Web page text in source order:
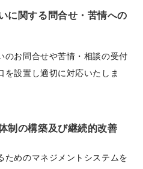
関する問合せ・苦情への
お問合せや苦情・相談の受付
を設置し適切に対応いたしま
制の構築及び継続的改善
めのマネジメントシステムを